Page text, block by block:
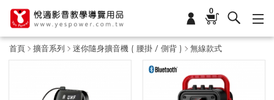
0
首頁 擴音系列 迷你隨身擴音機 ( 腰掛 / 側背 ) 無線款式